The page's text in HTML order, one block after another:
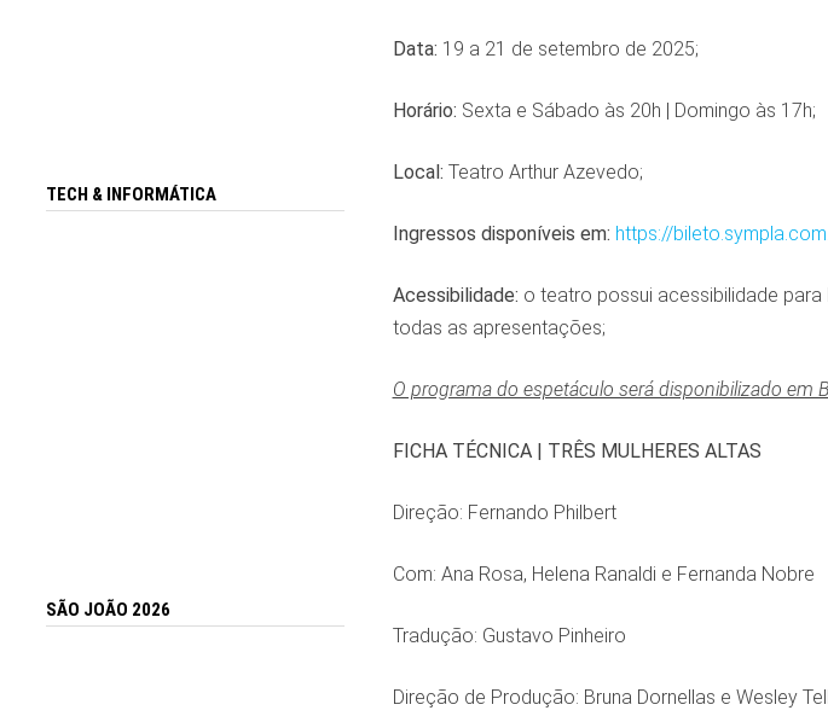
Data: 19 a 21 de setembro de 2025;
Horário: Sexta e Sábado às 20h | Domingo às 17h;
Local: Teatro Arthur Azevedo;
Ingressos disponíveis em: https://
Acessibilidade: o teatro possui acessibilidade
todas as apresentações;
O programa do espetáculo será disponibilizado em
FICHA TÉCNICA | TRÊS MULHERES ALTAS
Direção: Fernando Philbert
Com: Ana Rosa, Helena Ranaldi e Fernanda Nobre
Tradução: Gustavo Pinheiro
Direção de Produção: Bruna Dornellas e Wesley
TECH & INFORMÁTICA
SÃO JOÃO 2026